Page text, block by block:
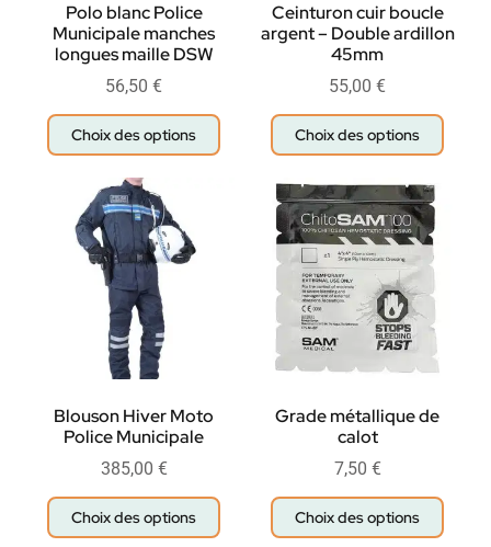
Polo blanc Police
Municipale manches
longues maille DSW
56,50 €
Choix des options
Ceinturon cuir boucle
argent – Double ardillon
45mm
55,00 €
Choix des options
Blouson Hiver Moto
Police Municipale
385,00 €
Choix des options
Grade métallique de
calot
7,50 €
Choix des options